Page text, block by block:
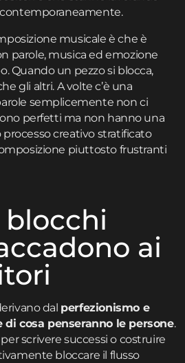
musicale è che è
parole, musica ed emozione
Quando un pezzo si blocca,
gli altri. A volte c’è una
semplicemente non ci
perfetti ma non hanno una
processo creativo stratificato
piuttosto frustranti
blocchi
ai
dal perfezionismo e
di cosa penseranno le persone.
scrivere successi o costruire
bloccare il flusso